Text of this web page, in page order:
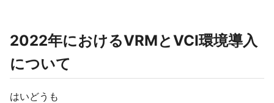
2022年におけるVRMとVCI環境導入
について
はいどうも